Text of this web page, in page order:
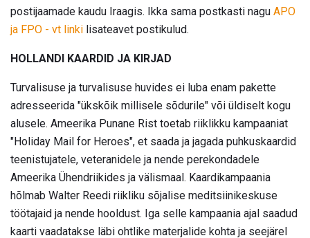
postijaamade kaudu Iraagis. Ikka sama postkasti nagu APO
ja FPO - vt linki lisateavet postikulud.
HOLLANDI KAARDID JA KIRJAD
Turvalisuse ja turvalisuse huvides ei luba enam pakette
adresseerida "ükskõik millisele sõdurile" või üldiselt kogu
alusele. Ameerika Punane Rist toetab riiklikku kampaaniat
"Holiday Mail for Heroes", et saada ja jagada puhkuskaardid
teenistujatele, veteranidele ja nende perekondadele
Ameerika Ühendriikides ja välismaal. Kaardikampaania
hõlmab Walter Reedi riikliku sõjalise meditsiinikeskuse
töötajaid ja nende hooldust. Iga selle kampaania ajal saadud
kaarti vaadatakse läbi ohtlike materjalide kohta ja seejärel